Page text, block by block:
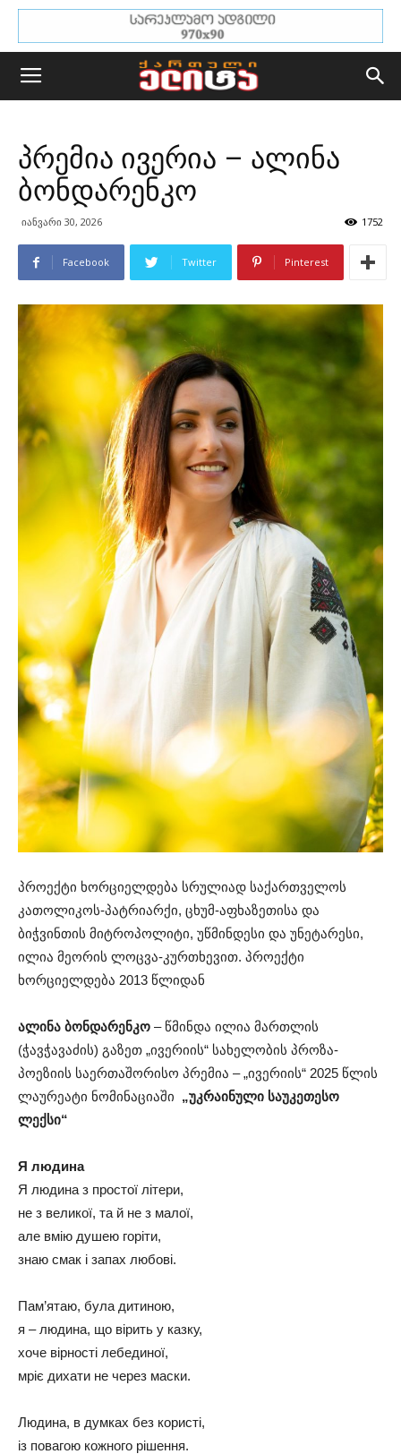
პრემია ივერია – ალინა
ბონდარენკო
იანვარი 30, 2026 1752
Facebook Twitter Pinterest
პროექტი ხორციელდება სრულიად საქართველოს
კათოლიკოს-პატრიარქი, ცხუმ-აფხაზეთისა და
ბიჭვინთის მიტროპოლიტი, უწმინდესი და უნეტარესი,
ილია მეორის ლოცვა-კურთხევით. პროექტი
ხორციელდება 2013 წლიდან
ალინა ბონდარენკო – წმინდა ილია მართლის
(ჭავჭავაძის) გაზეთ „ივერიის“ სახელობის პროზა-
პოეზიის საერთაშორისო პრემია – „ივერიის“ 2025 წლის
ლაურეატი ნომინაციაში „უკრაინული საუკეთესო
ლექსი“
Я людина
Я людина з простої літери,
не з великої, та й не з малої,
але вмію душею горіти,
знаю смак і запах любові.
Пам’ятаю, була дитиною,
я – людина, що вірить у казку,
хоче вірності лебединої,
мріє дихати не через маски.
Людина, в думках без користі,
із повагою кожного рішення.